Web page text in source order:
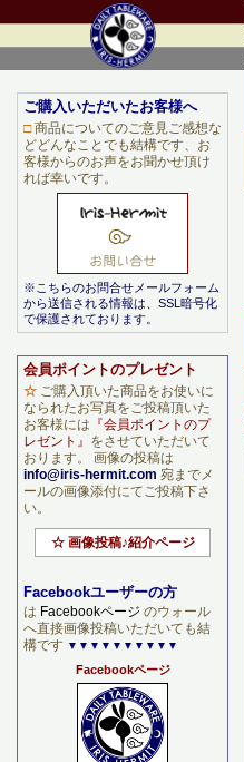
ご購入いただいたお客様へ
□商品についてのご意見ご感想な
どどんなことでも結構です、お
客様からのお声をお聞かせ頂け
れば幸いです。
※こちらのお問合せメールフォーム
から送信される情報は、SSL暗号化
で保護されております。
会員ポイントのプレゼント
☆ ご購入頂いた商品をお使いに
なられたお写真をご投稿頂いた
お客様には 『会員ポイントのプ
レゼント』 をさせていただいて
おります。 画像の投稿は
info@iris-hermit.com 宛までメ
ールの画像添付にてご投稿下さ
い。
☆ 画像投稿♪紹介ページ
Facebookユーザーの方
は Facebookページ のウォール
へ直接画像投稿いただいても結
構です ▼▼▼▼▼▼▼▼▼▼
Facebookページ